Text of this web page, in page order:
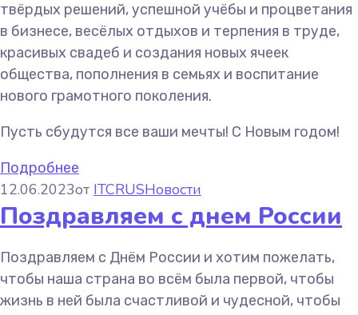
твёрдых решений, успешной учёбы и процветания
в бизнесе, весёлых отдыхов и терпения в труде,
красивых свадеб и создания новых ячеек
общества, пополнения в семьях и воспитание
нового грамотного поколения.
Пусть сбудутся все ваши мечты! С Новым годом!
Подробнее
12.06.2023от ITCRUSНовости
Поздравляем с днем России
Поздравляем с Днём России и хотим пожелать,
чтобы наша страна во всём была первой, чтобы
жизнь в ней была счастливой и чудесной, чтобы